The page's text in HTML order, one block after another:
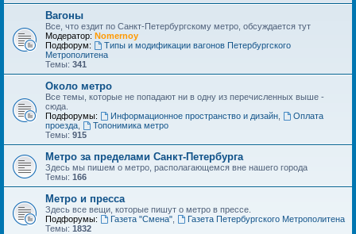
Вагоны
Все, что ездит по Санкт-Петербургскому метро, обсуждается тут
Модератор: Nomernoy
Подфорум:
Типы и модификации вагонов Петербургского
Метрополитена
Темы: 341
Около метро
Все темы, которые не попадают ни в одну из перечисленных выше -
сюда.
Подфорумы:
Информационное пространство и дизайн,
Оплата
проезда
Топонимика метро
Темы: 915
Метро за пределами Санкт-Петербурга
Здесь мы пишем о метро, располагающемся вне нашего города
Темы: 166
Метро и пресса
Здесь все вещи, которые пишут о метро в прессе.
Подфорумы:
Газета "Смена",
Газета Петербургского Метрополитена
Темы: 1832